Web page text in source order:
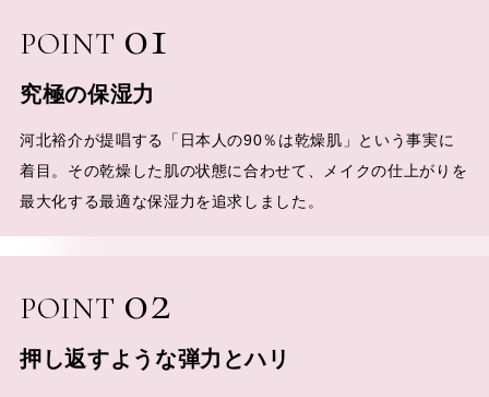
POINT 01
究極の保湿力
河北裕介が提唱する「日本人の90％は乾燥肌」という事実に
着目。その乾燥した肌の状態に合わせて、メイクの仕上がりを
最大化する最適な保湿力を追求しました。
POINT 02
押し返すような弾力とハリ